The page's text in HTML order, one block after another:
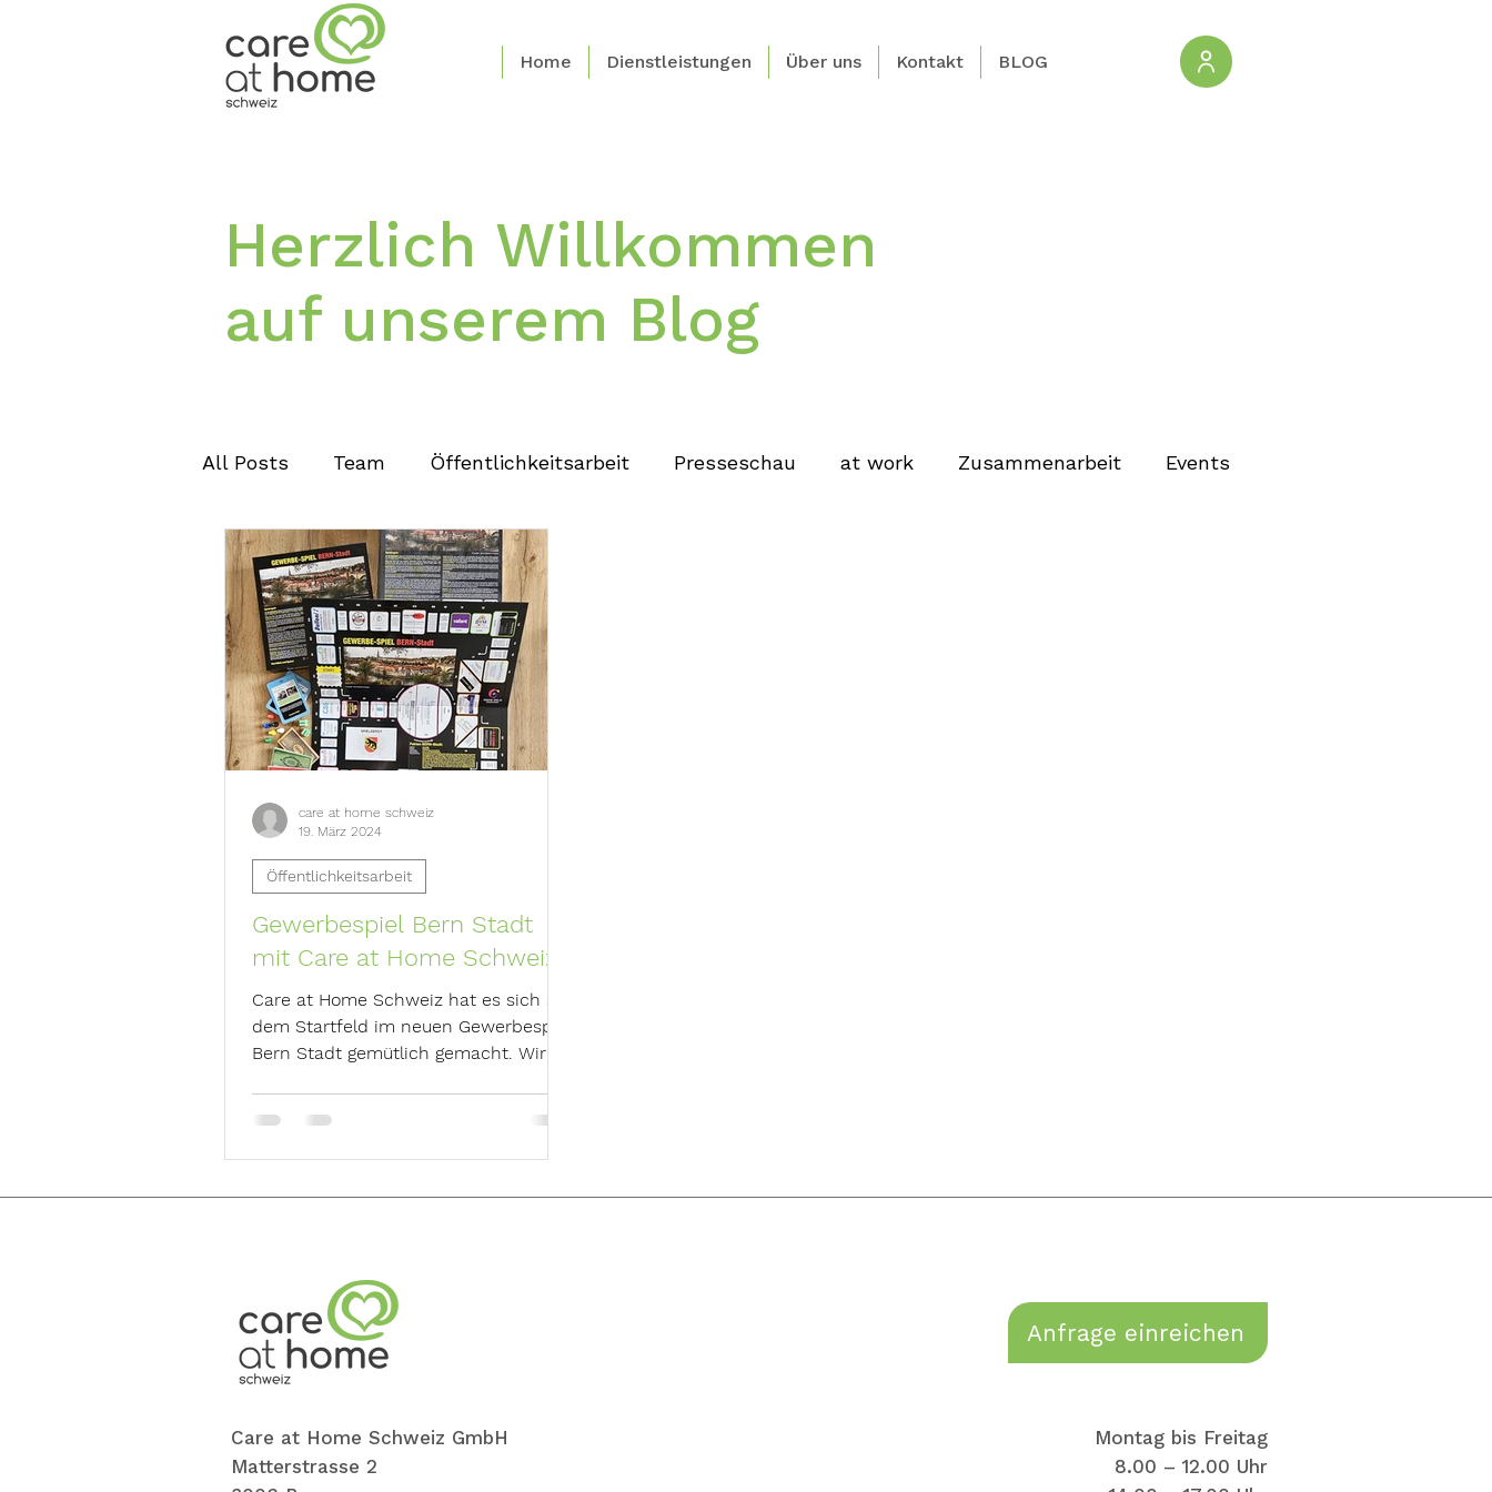
Home Dienstleistungen Über uns Kontakt BLOG
Herzlich Willkommen
auf unserem Blog
All Posts Team Öffentlichkeitsarbeit Presseschau at work Zusammenarbeit Events
Gewerbespiel Bern Stadt
mit Care at Home Schweiz
Care at Home Schweiz hat es sich auf
dem Startfeld im neuen Gewerbespiel
Bern Stadt gemütlich gemacht. Wir
Öffentlichkeitsarbeit
care at home schweiz
19. März 2024
Care at Home Schweiz GmbH
Matterstrasse 2
Anfrage einreichen
Montag bis Freitag
8.00 – 12.00 Uhr